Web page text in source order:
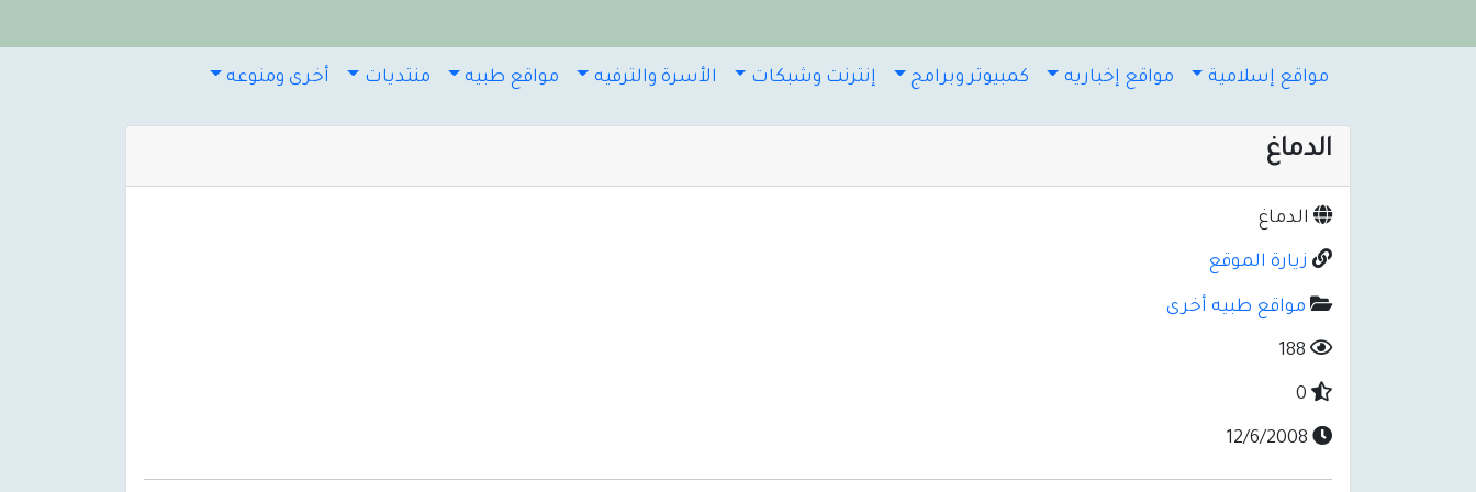
مواقع إسلامية مواقع إخباريه كمبيوتر وبرامج إنترنت وشبكات الأسرة والترفيه مواقع طبيه منتديات أخرى ومنوعه
الدماغ
الدماغ
زيارة الموقع
مواقع طبيه أخرى